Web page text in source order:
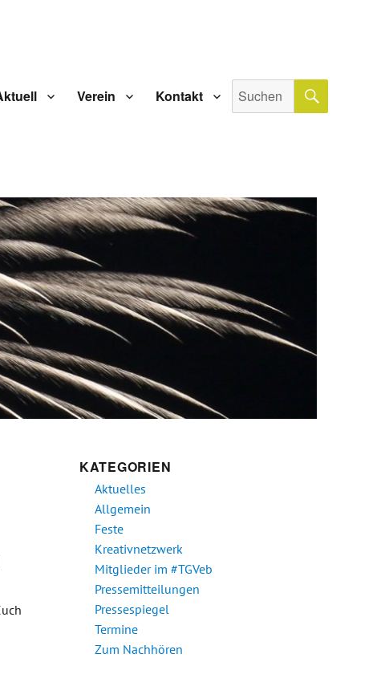
Verein Kontakt
Suche
nach:
KATEGORIEN
Aktuelles
Allgemein
Feste
Kreativnetzwerk
Mitglieder im #TGVeb
Pressemitteilungen
Pressespiegel
Termine
Zum Nachhören